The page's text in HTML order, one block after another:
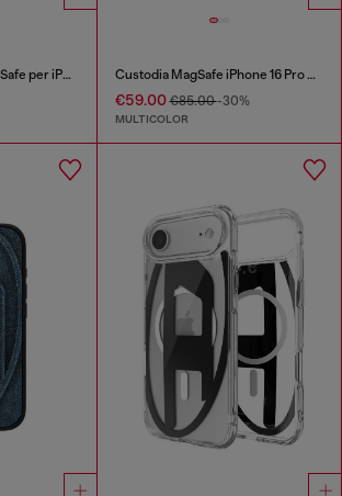
Cover Flag D con MagSafe per iPhone 17 Custodia MagSafe iPhone 16 Pro Max
€59.00€85.00-30%
MULTICOLOR